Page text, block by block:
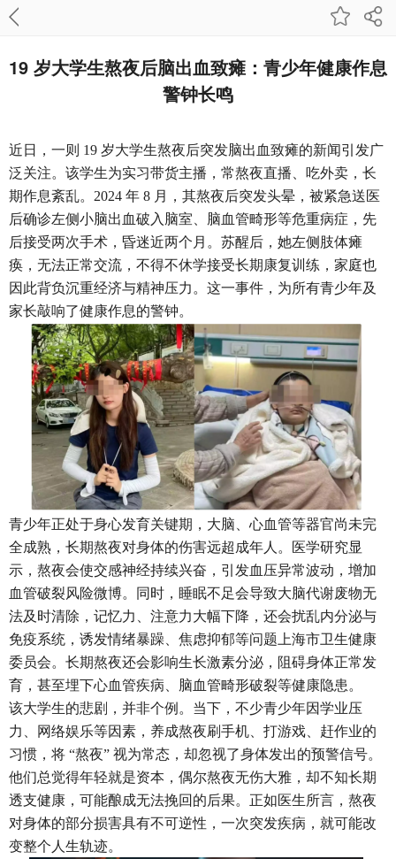
19 岁大学生熬夜后脑出血致瘫：青少年健康作息
警钟长鸣
近日，一则 19 岁大学生熬夜后突发脑出血致瘫的新闻引发广
泛关注。该学生为实习带货主播，常熬夜直播、吃外卖，长
期作息紊乱。2024 年 8 月，其熬夜后突发头晕，被紧急送医
后确诊左侧小脑出血破入脑室、脑血管畸形等危重病症，先
后接受两次手术，昏迷近两个月。苏醒后，她左侧肢体瘫
痪，无法正常交流，不得不休学接受长期康复训练，家庭也
因此背负沉重经济与精神压力。这一事件，为所有青少年及
家长敲响了健康作息的警钟。
青少年正处于身心发育关键期，大脑、心血管等器官尚未完
全成熟，长期熬夜对身体的伤害远超成年人。医学研究显
示，熬夜会使交感神经持续兴奋，引发血压异常波动，增加
血管破裂风险微博。同时，睡眠不足会导致大脑代谢废物无
法及时清除，记忆力、注意力大幅下降，还会扰乱内分泌与
免疫系统，诱发情绪暴躁、焦虑抑郁等问题上海市卫生健康
委员会。长期熬夜还会影响生长激素分泌，阻碍身体正常发
育，甚至埋下心血管疾病、脑血管畸形破裂等健康隐患。
该大学生的悲剧，并非个例。当下，不少青少年因学业压
力、网络娱乐等因素，养成熬夜刷手机、打游戏、赶作业的
习惯，将 “熬夜” 视为常态，却忽视了身体发出的预警信号。
他们总觉得年轻就是资本，偶尔熬夜无伤大雅，却不知长期
透支健康，可能酿成无法挽回的后果。正如医生所言，熬夜
对身体的部分损害具有不可逆性，一次突发疾病，就可能改
变整个人生轨迹。